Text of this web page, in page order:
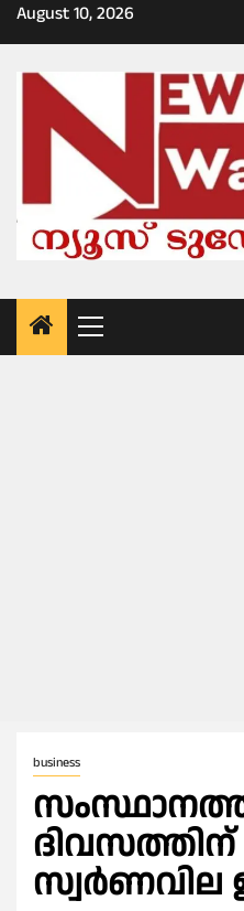
Skip
to
August 10, 2026
Primary
Menu
business
സ്വർണവില